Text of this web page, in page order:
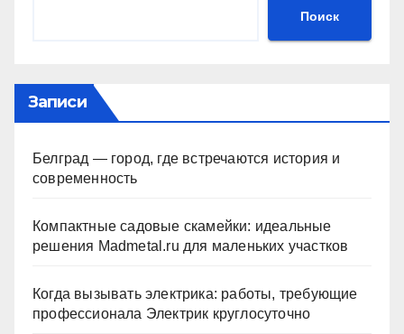
Поиск
Записи
Белград — город, где встречаются история и
современность
Компактные садовые скамейки: идеальные
решения Madmetal.ru для маленьких участков
Когда вызывать электрика: работы, требующие
профессионала Электрик круглосуточно